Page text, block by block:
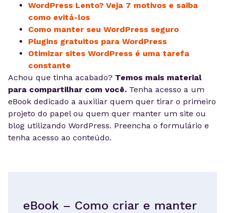
WordPress Lento? Veja 7 motivos e saiba
como evitá-los
Como manter seu WordPress seguro
Plugins gratuitos para WordPress
Otimizar sites WordPress é uma tarefa
constante
Achou que tinha acabado? Temos mais material
para compartilhar com você. Tenha acesso a um
eBook dedicado a auxiliar quem quer tirar o primeiro
projeto do papel ou quem quer manter um site ou
blog utilizando WordPress. Preencha o formulário e
tenha acesso ao conteúdo.
eBook – Como criar e manter